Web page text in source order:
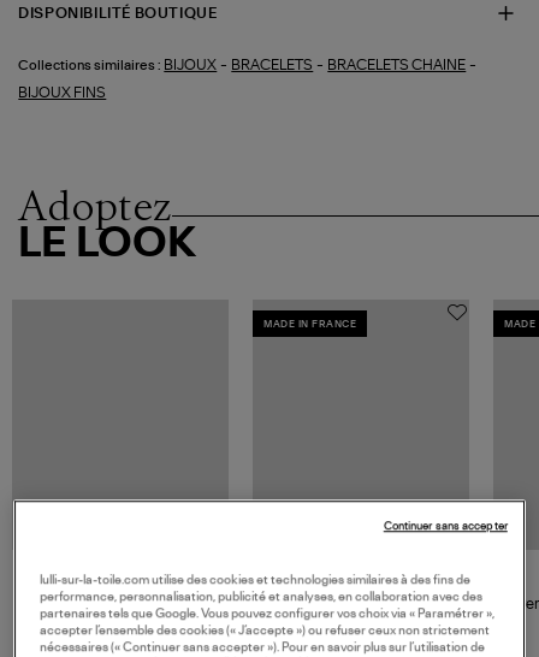
DISPONIBILITÉ BOUTIQUE
Collections similaires : BIJOUX - BRACELETS - BRACELETS CHAINE -
BIJOUX FINS
Adoptez
LE LOOK
MADE IN FRANCE
185,00 €
GIGI CLOZEAU
Pendentif Madone PM Or
MADE
lulli-sur-la-toile.com utilise des cookies et technologies similaires à des fins de
performance, personnalisation, publicité et analyses, en collaboration avec des
partenaires tels que Google. Vous pouvez configurer vos choix via « Paramétrer »,
accepter l’ensemble des cookies (« J’accepte ») ou refuser ceux non strictement
nécessaires (« Continuer sans accepter »). Pour en savoir plus sur l’utilisation de
Continuer sans accepter